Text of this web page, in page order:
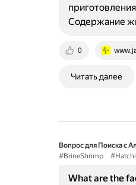
0
Содержание
Читать далее
Вопрос для Поиска с
#BrineShrimp
What are the